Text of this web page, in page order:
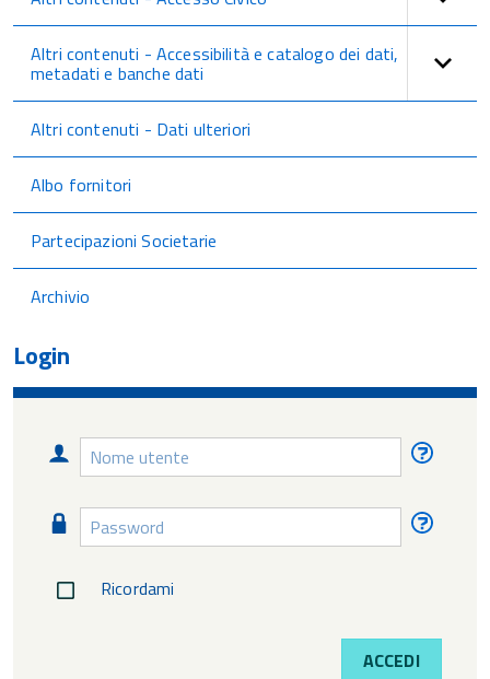
Altri contenuti - Accessibilità e catalogo dei dati,
metadati e banche dati
Altri contenuti - Dati ulteriori
Albo fornitori
Partecipazioni Societarie
Archivio
Login
Nome
utente
Password
Ricordami
ACCEDI